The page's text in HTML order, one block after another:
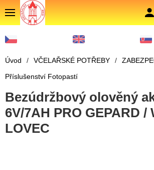
Úvod / VČELAŘSKÉ POTŘEBY /
Příslušenství Fotopastí
Bezúdržbový olověný
6V/7AH PRO GEPARD /
LOVEC